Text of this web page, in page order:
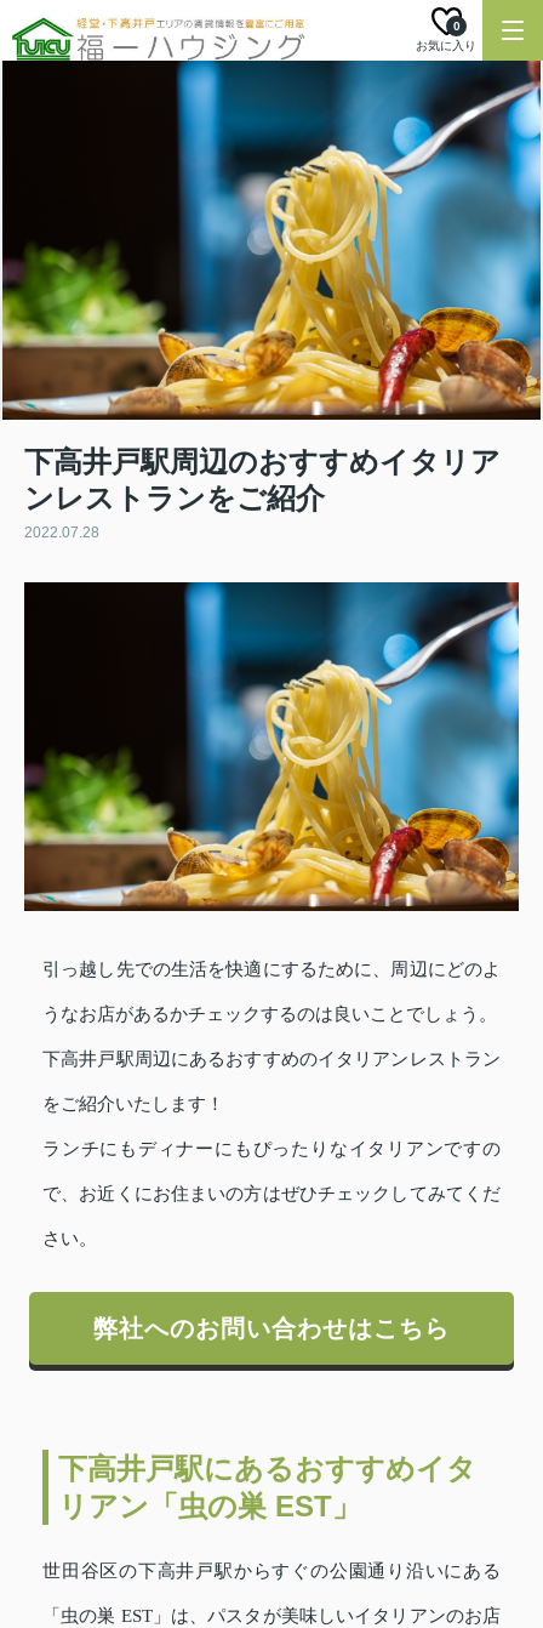
お気に入り
0
下高井戸駅周辺のおすすめイタリア
ンレストランをご紹介
2022.07.28
引っ越し先での生活を快適にするために、周辺にどのよ
うなお店があるかチェックするのは良いことでしょう。
下高井戸駅周辺にあるおすすめのイタリアンレストラン
をご紹介いたします！
ランチにもディナーにもぴったりなイタリアンですの
で、お近くにお住まいの方はぜひチェックしてみてくだ
さい。
弊社へのお問い合わせはこちら
下高井戸駅にあるおすすめイタ
リアン「虫の巣 EST」
世田谷区の下高井戸駅からすぐの公園通り沿いにある
「虫の巣 EST」は、パスタが美味しいイタリアンのお店